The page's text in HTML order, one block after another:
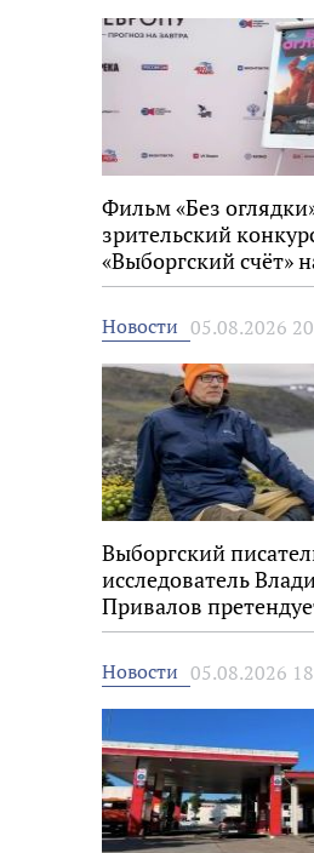
Фильм «Без
зрительский
«Выборгский счёт»
фестивале «Окно в
Новости 05.08.2026
Выборгский
исследователь
Привалов
«Знание.Премия»
Новости 05.08.2026